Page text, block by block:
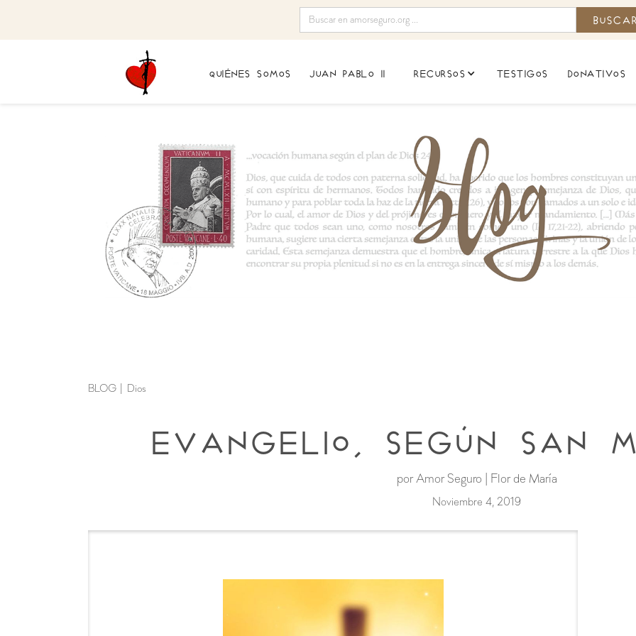
quiénes somos juan pablo ii recursos testigos donativos
BLOG Dios
Evangelio, según San
por Amor Seguro | Flor de María
Noviembre 4, 2019